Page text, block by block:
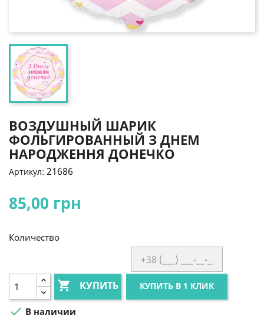
ВОЗДУШНЫЙ ШАРИК
ФОЛЬГИРОВАННЫЙ З ДНЕМ
НАРОДЖЕННЯ ДОНЕЧКО
Артикул: 21686
85,00 грн
Количество
 КУПИТЬ КУПИТЬ В 1 КЛИК
 В наличии